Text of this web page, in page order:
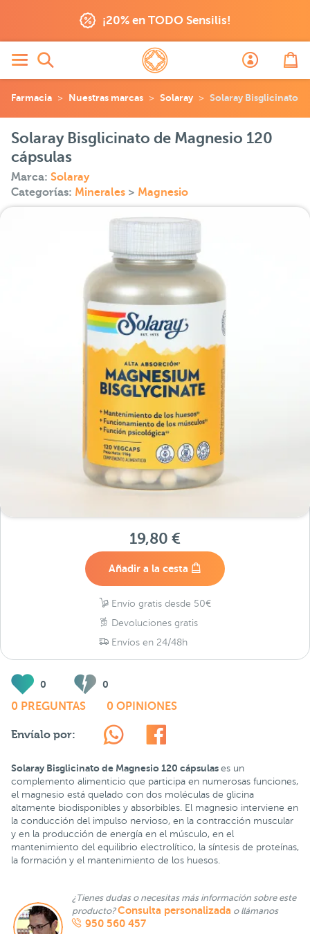
¡20% en TODO Sensilis!
Farmacia Nuestras marcas Solaray Solaray Bisglicinato
Solaray Bisglicinato de Magnesio 120
cápsulas
Marca: Solaray
Categorías: Minerales > Magnesio
19,80 €
Añadir a la cesta
Envío gratis desde 50€
Devoluciones gratis
Envíos en 24/48h
0 0
0 PREGUNTAS 0 OPINIONES
Envíalo por:
Solaray Bisglicinato de Magnesio 120 cápsulas es un
complemento alimenticio que participa en numerosas funciones,
el magnesio está quelado con dos moléculas de glicina
altamente biodisponibles y absorbibles. El magnesio interviene en
la conducción del impulso nervioso, en la contracción muscular
y en la producción de energía en el músculo, en el
mantenimiento del equilibrio electrolítico, la síntesis de proteínas,
la formación y el mantenimiento de los huesos.
¿Tienes dudas o necesitas más información sobre este
producto?Consulta personalizada o llámanos
950 560 457